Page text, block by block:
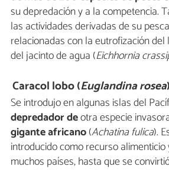
su depredación y a la competencia.
las actividades derivadas de su
relacionadas con la eutrofización del
del jacinto de agua (Eichhornia
Caracol lobo (Euglandina rosea)
Se introdujo en algunas islas del
depredador deotra especie
gigante africano(Achatina fulica).
introducido como recurso
muchos países, hasta que se